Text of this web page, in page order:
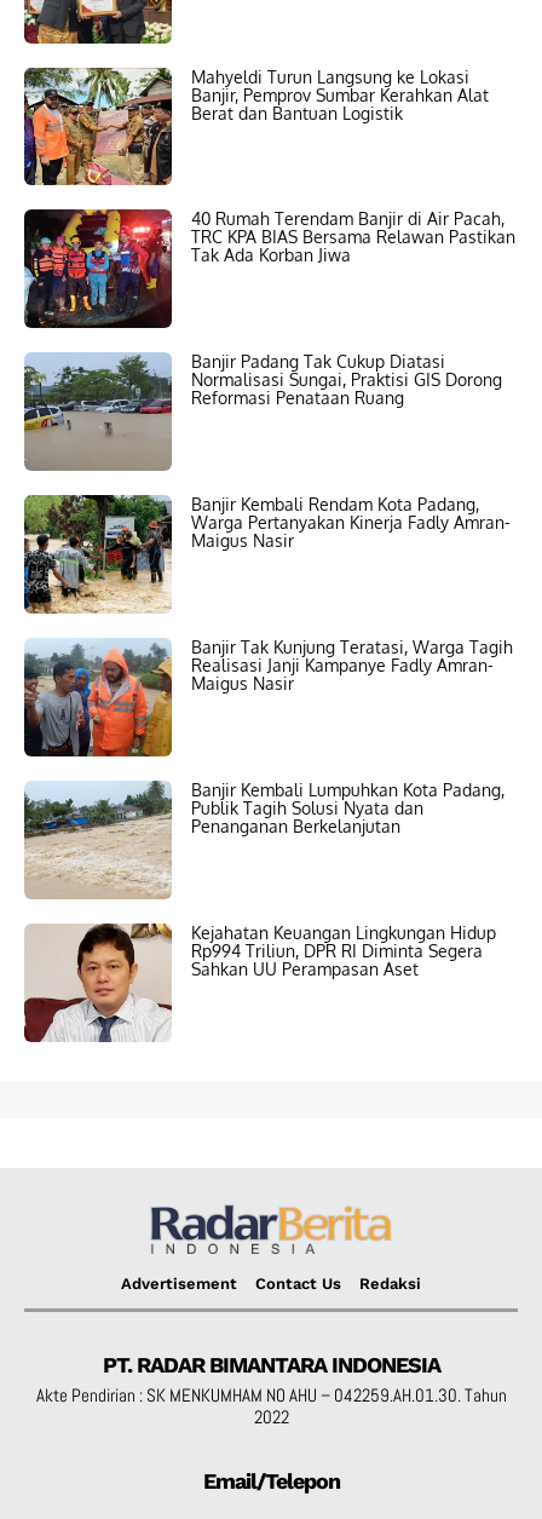
Mahyeldi Turun Langsung ke Lokasi
Banjir, Pemprov Sumbar Kerahkan Alat
Berat dan Bantuan Logistik
40 Rumah Terendam Banjir di Air Pacah,
TRC KPA BIAS Bersama Relawan Pastikan
Tak Ada Korban Jiwa
Banjir Padang Tak Cukup Diatasi
Normalisasi Sungai, Praktisi GIS Dorong
Reformasi Penataan Ruang
Banjir Kembali Rendam Kota Padang,
Warga Pertanyakan Kinerja Fadly Amran-
Maigus Nasir
Banjir Tak Kunjung Teratasi, Warga Tagih
Realisasi Janji Kampanye Fadly Amran-
Maigus Nasir
Banjir Kembali Lumpuhkan Kota Padang,
Publik Tagih Solusi Nyata dan
Penanganan Berkelanjutan
Kejahatan Keuangan Lingkungan Hidup
Rp994 Triliun, DPR RI Diminta Segera
Sahkan UU Perampasan Aset
Advertisement Contact Us Redaksi
PT. RADAR BIMANTARA INDONESIA
Akte Pendirian : SK MENKUMHAM NO AHU – 042259.AH.01.30. Tahun
2022
Email/Telepon